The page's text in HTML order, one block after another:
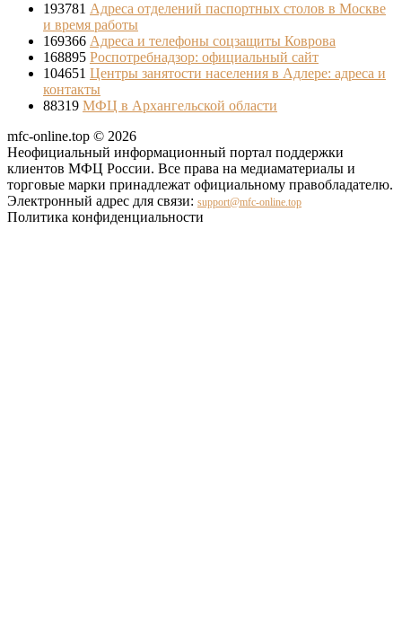
193781 Адреса отделений паспортных столов в Москве
и время работы
169366 Адреса и телефоны соцзащиты Коврова
168895 Роспотребнадзор: официальный сайт
104651 Центры занятости населения в Адлере: адреса и
контакты
88319 МФЦ в Архангельской области
mfc-online.top © 2026
Неофициальный информационный портал поддержки
клиентов МФЦ России. Все права на медиаматериалы и
торговые марки принадлежат официальному правобладателю.
Электронный адрес для связи: support@mfc-online.top
Политика конфиденциальности